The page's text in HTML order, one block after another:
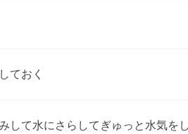
ておく
して水にさらしてぎゅっと水気を